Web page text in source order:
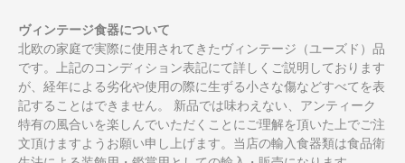
ヴィンテージ食器について
北欧の家庭で実際に使用されてきたヴィンテージ（ユーズド）品
です。上記のコンディション表記にて詳しくご説明しております
が、経年による劣化や使用の際に生ずる小さな傷などすべてを表
記することはできません。 新品では味わえない、アンティーク
特有の風合いを楽しんでいただくことにご理解を頂いた上でご注
文頂けますようお願い申し上げます。当店の輸入食器類は食品衛